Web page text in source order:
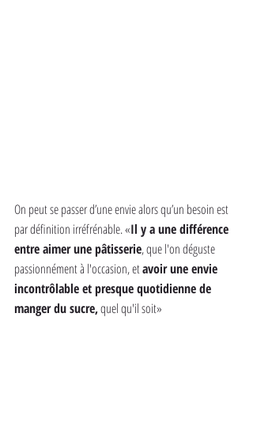
On peut se passer d’une envie alors qu’un besoin est
par définition irréfrénable. «Il y a une différence
entre aimer une pâtisserie, que l'on déguste
passionnément à l'occasion, et avoir une envie
incontrôlable et presque quotidienne de
manger du sucre, quel qu'il soit»